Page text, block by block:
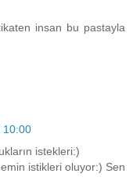
insan bu pastayla
10:00
istekleri:)
istikleri oluyor:) Sen